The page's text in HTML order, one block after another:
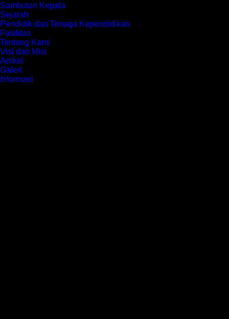
Sambutan Kepala
Sejarah
Pendidik dan Tenaga Kependidikan
Fasilitas
Tentang Kami
Visi dan Misi
Artikel
Galeri
Informasi